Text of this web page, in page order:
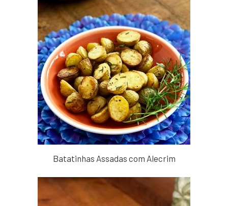
Batatinhas Assadas com Alecrim